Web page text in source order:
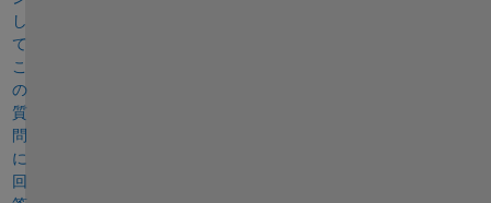
し
て
こ
の
質
問
に
回